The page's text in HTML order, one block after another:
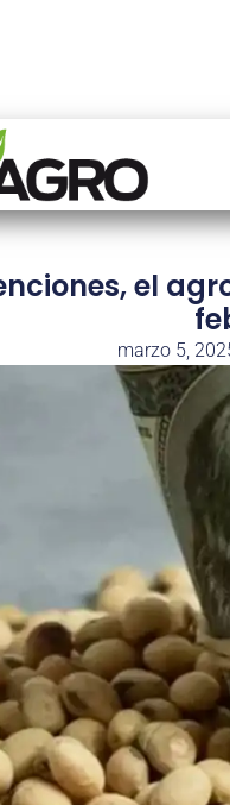
el
marzo 5,